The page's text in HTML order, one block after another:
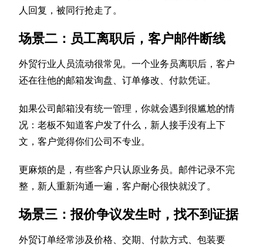
人回复，被同行抢走了。
场景二：员工离职后，客户邮件断线
外贸行业人员流动很常见。一个业务员离职后，客户
还在往他的邮箱发询盘、订单修改、付款凭证。
如果公司邮箱没有统一管理，你就会遇到很尴尬的情
况：老板不知道客户发了什么，新人接手没有上下
文，客户觉得你们公司不专业。
更麻烦的是，有些客户只认原业务员。邮件记录不完
整，新人重新沟通一遍，客户耐心很快就没了。
场景三：报价争议发生时，找不到证据
外贸订单经常涉及价格、交期、付款方式、包装要